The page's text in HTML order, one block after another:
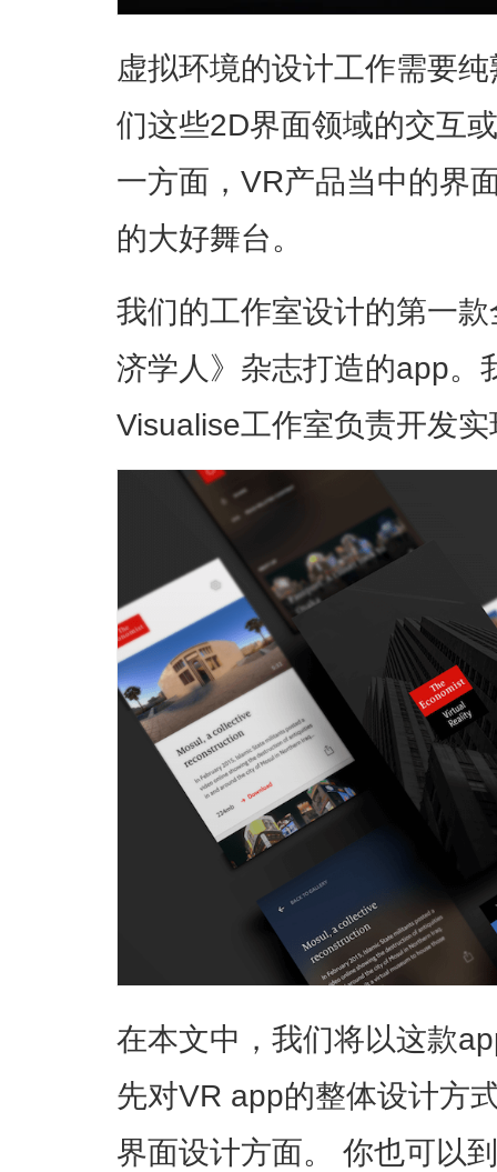
虚拟环境的设计工作需要
们这些2D界面领域的交互
一方面，VR产品当中的界
的大好舞台。
我们的工作室设计的第一
济学人》杂志打造的app。
Visualise工作室负责开发
在本文中，我们将以这款
先对VR app的整体设计方
界面设计方面。 你也可以